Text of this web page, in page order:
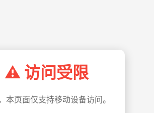
⚠️ 访问受限
本页面仅支持移动设备访问。